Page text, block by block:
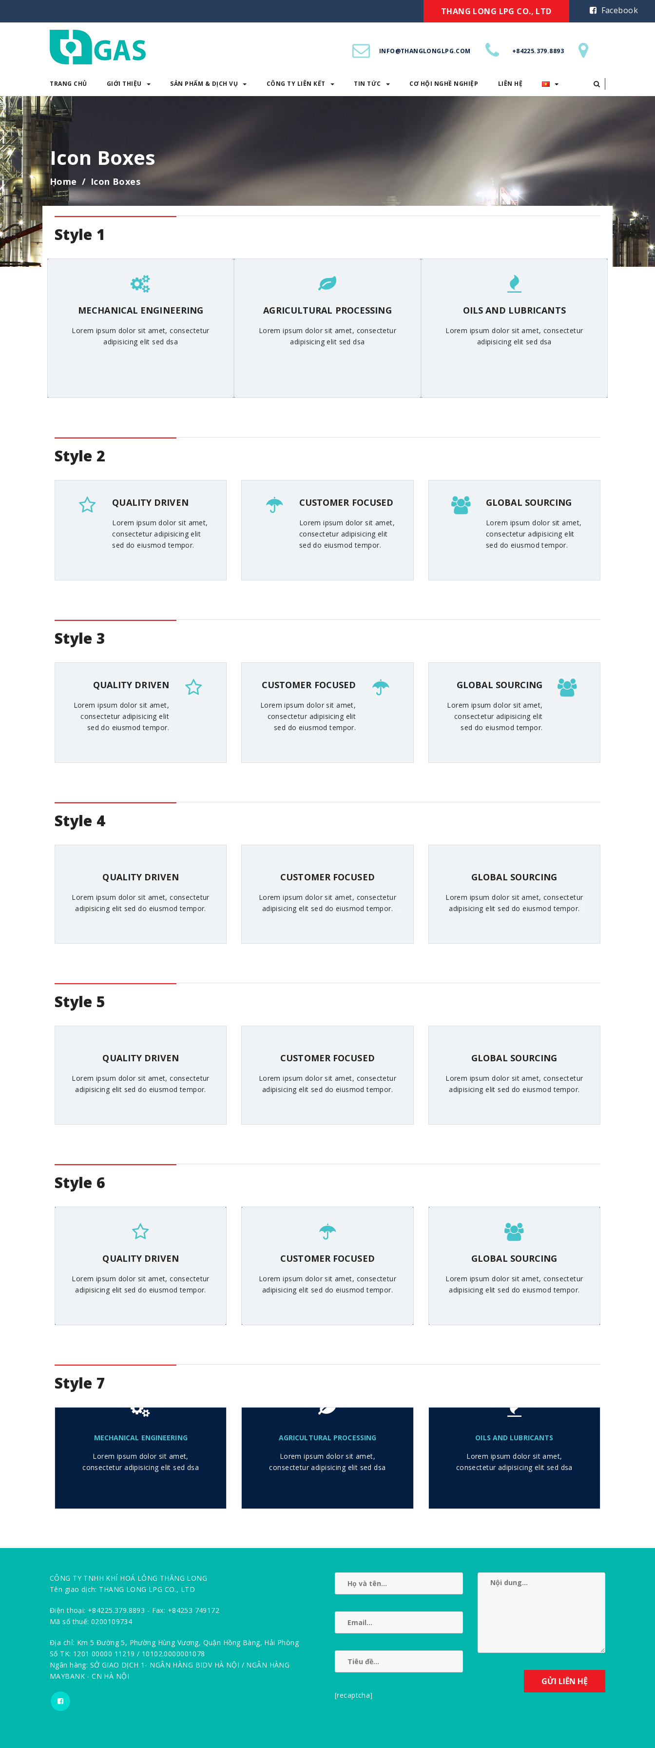
THANG LONG LPG CO., LTD Facebook
INFO@THANGLONGLPG.COM +84225.379.8893
TRANG CHỦ GIỚI THIỆU SẢN PHẨM & DỊCH VỤ CÔNG TY LIÊN KẾT TIN TỨC CƠ HỘI NGHỀ NGHIỆP LIÊN HỆ
Icon Boxes
Home Icon Boxes
Style 1
MECHANICAL ENGINEERING
Lorem ipsum dolor sit amet, consectetur
adipisicing elit sed dsa
AGRICULTURAL PROCESSING
Lorem ipsum dolor sit amet, consectetur
adipisicing elit sed dsa
OILS AND LUBRICANTS
Lorem ipsum dolor sit amet, consectetur
adipisicing elit sed dsa
Style 2
QUALITY DRIVEN
Lorem ipsum dolor sit amet,
consectetur adipisicing elit
sed do eiusmod tempor.
CUSTOMER FOCUSED
Lorem ipsum dolor sit amet,
consectetur adipisicing elit
sed do eiusmod tempor.
GLOBAL SOURCING
Lorem ipsum dolor sit amet,
consectetur adipisicing elit
sed do eiusmod tempor.
Style 3
QUALITY DRIVEN
Lorem ipsum dolor sit amet,
consectetur adipisicing elit
sed do eiusmod tempor.
CUSTOMER FOCUSED
Lorem ipsum dolor sit amet,
consectetur adipisicing elit
sed do eiusmod tempor.
GLOBAL SOURCING
Lorem ipsum dolor sit amet,
consectetur adipisicing elit
sed do eiusmod tempor.
Style 4
QUALITY DRIVEN
Lorem ipsum dolor sit amet, consectetur
adipisicing elit sed do eiusmod tempor.
CUSTOMER FOCUSED
Lorem ipsum dolor sit amet, consectetur
adipisicing elit sed do eiusmod tempor.
GLOBAL SOURCING
Lorem ipsum dolor sit amet, consectetur
adipisicing elit sed do eiusmod tempor.
Style 5
QUALITY DRIVEN
Lorem ipsum dolor sit amet, consectetur
adipisicing elit sed do eiusmod tempor.
CUSTOMER FOCUSED
Lorem ipsum dolor sit amet, consectetur
adipisicing elit sed do eiusmod tempor.
GLOBAL SOURCING
Lorem ipsum dolor sit amet, consectetur
adipisicing elit sed do eiusmod tempor.
Style 6
QUALITY DRIVEN
Lorem ipsum dolor sit amet, consectetur
adipisicing elit sed do eiusmod tempor.
CUSTOMER FOCUSED
Lorem ipsum dolor sit amet, consectetur
adipisicing elit sed do eiusmod tempor.
GLOBAL SOURCING
Lorem ipsum dolor sit amet, consectetur
adipisicing elit sed do eiusmod tempor.
Style 7
MECHANICAL ENGINEERING
Lorem ipsum dolor sit amet,
consectetur adipisicing elit sed dsa
AGRICULTURAL PROCESSING
Lorem ipsum dolor sit amet,
consectetur adipisicing elit sed dsa
OILS AND LUBRICANTS
Lorem ipsum dolor sit amet,
consectetur adipisicing elit sed dsa
[recaptcha]
CÔNG TY TNHH KHÍ HOÁ LỎNG THĂNG LONG
Tên giao dịch: THANG LONG LPG CO., LTD
Điện thoại: +84225.379.8893 - Fax: +84253 749172
Mã số thuế: 0200109734
Địa chỉ: Km 5 Đường 5, Phường Hùng Vương, Quận Hồng Bàng, Hải Phòng
Số TK: 1201 00000 11219 / 10102.0000001078
Ngân hàng: SỞ GIAO DỊCH 1- NGÂN HÀNG BIDV HÀ NỘI / NGÂN HÀNG
MAYBANK - CN HÀ NỘI